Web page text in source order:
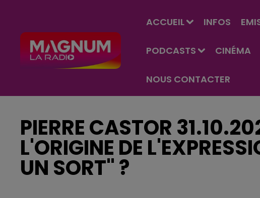
ACCUEIL INFOS
PODCASTS CINÉMA
NOUS CONTACTER
PIERRE CASTOR
L'ORIGINE DE
UN SORT" ?